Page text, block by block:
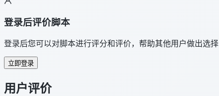
登录后评价脚本
登录后您可以对脚本进行评分和评价，帮助其他用户做出选择
立即登录
用户评价